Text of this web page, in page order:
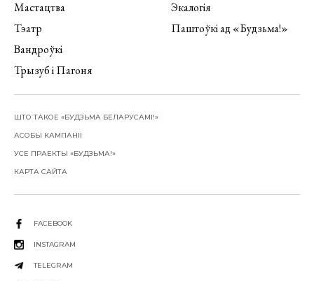
Мастацтва
Тэатр
Вандроўкі
Трызуб і Пагоня
Экалогія
Паштоўкі ад «Будзьма!»
ШТО ТАКОЕ «БУДЗЬМА БЕЛАРУСАМІ!»
АСОБЫ КАМПАНІІ
УСЕ ПРАЕКТЫ «БУДЗЬМА!»
КАРТА САЙТА
FACEBOOK
INSTAGRAM
TELEGRAM